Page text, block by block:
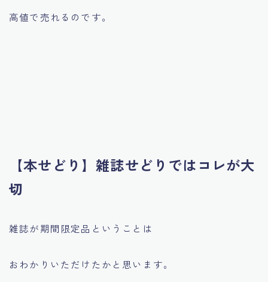
高値で売れるのです。
【本せどり】雑誌せどりではコレが大
切
雑誌が期間限定品ということは
おわかりいただけたかと思います。